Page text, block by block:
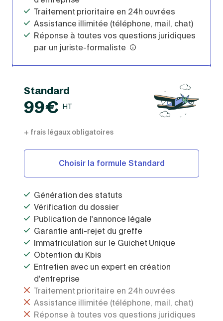
Traitement prioritaire en 24h ouvrées
Assistance illimitée (téléphone, mail, chat)
Réponse à toutes vos questions juridiques
par un juriste-formaliste
Standard
99€ HT
+ frais légaux obligatoires
Choisir la formule Standard
Génération des statuts
Vérification du dossier
Publication de l'annonce légale
Garantie anti-rejet du greffe
Immatriculation sur le Guichet Unique
Obtention du Kbis
Entretien avec un expert en création
d'entreprise
Traitement prioritaire en 24h ouvrées
Assistance illimitée (téléphone, mail, chat)
Réponse à toutes vos questions juridiques